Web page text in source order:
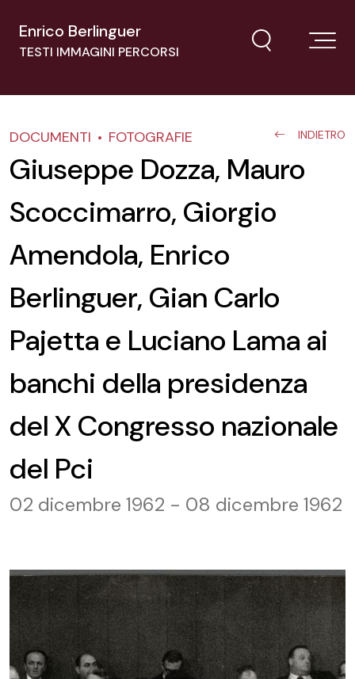
Enrico Berlinguer
TESTI IMMAGINI PERCORSI
DOCUMENTI FOTOGRAFIE INDIETRO
Giuseppe Dozza, Mauro
Scoccimarro, Giorgio
Amendola, Enrico
Berlinguer, Gian Carlo
Pajetta e Luciano Lama ai
banchi della presidenza
del X Congresso nazionale
del Pci
02 dicembre 1962 - 08 dicembre 1962